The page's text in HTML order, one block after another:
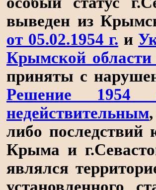
выведен из
от 05.02.1954 г. и
Крымской
приняты с
Решение 1954
недействительным
либо последствий
Крыма и
являлся